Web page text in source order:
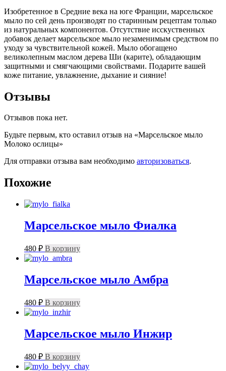
Изобретенное в Средние века на юге Франции, марсельское
мыло по сей день производят по старинным рецептам только
из натуральных компонентов. Отсутствие исскуственных
добавок делает марсельское мыло незаменимым средством по
уходу за чувствительной кожей. Мыло обогащено
великолепным маслом дерева Ши (карите), обладающим
защитными и смягчающими свойствами. Подарите вашей
коже питание, увлажнение, дыхание и сияние!
Отзывы
Отзывов пока нет.
Будьте первым, кто оставил отзыв на «Марсельское мыло
Молоко ослицы»
Для отправки отзыва вам необходимо авторизоваться.
Похожие
Марсельское мыло Фиалка
480 ₽ В корзину
Марсельское мыло Амбра
480 ₽ В корзину
Марсельское мыло Инжир
480 ₽ В корзину